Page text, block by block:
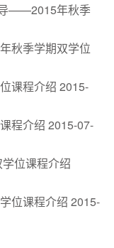
导——2015年秋季
秋季学期双学位
课程介绍 2015-
程介绍 2015-07-
位课程介绍
位课程介绍 2015-